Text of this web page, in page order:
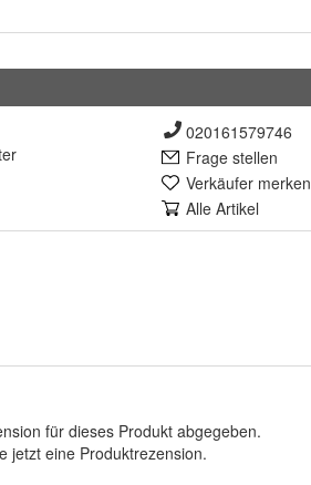
020161579746
Frage stellen
Verkäufer merken
Alle Artikel
für dieses Produkt abgegeben.
jetzt eine Produktrezension.